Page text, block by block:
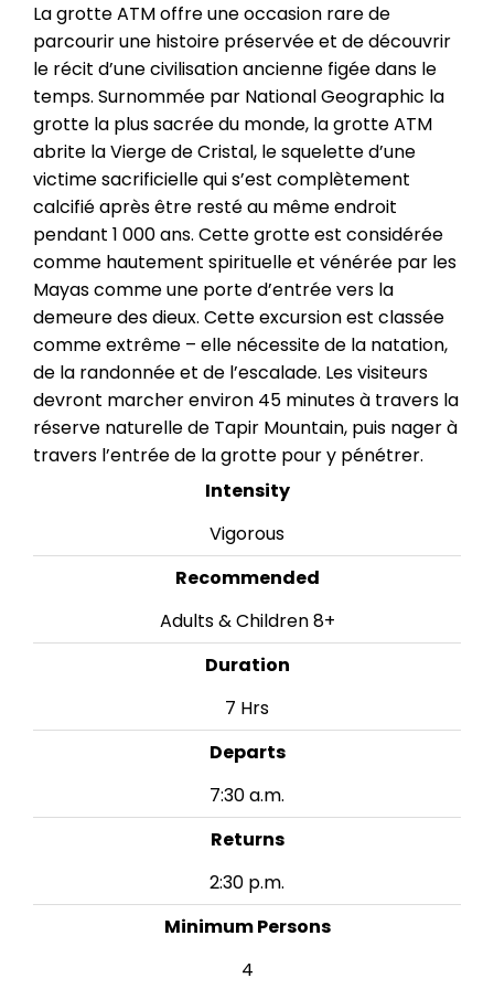
La grotte ATM offre une occasion rare de
parcourir une histoire préservée et de découvrir
le récit d’une civilisation ancienne figée dans le
temps. Surnommée par National Geographic la
grotte la plus sacrée du monde, la grotte ATM
abrite la Vierge de Cristal, le squelette d’une
victime sacrificielle qui s’est complètement
calcifié après être resté au même endroit
pendant 1 000 ans. Cette grotte est considérée
comme hautement spirituelle et vénérée par les
Mayas comme une porte d’entrée vers la
demeure des dieux. Cette excursion est classée
comme extrême – elle nécessite de la natation,
de la randonnée et de l’escalade. Les visiteurs
devront marcher environ 45 minutes à travers la
réserve naturelle de Tapir Mountain, puis nager à
travers l’entrée de la grotte pour y pénétrer.
Intensity
Vigorous
Recommended
Adults & Children 8+
Duration
7 Hrs
Departs
7:30 a.m.
Returns
2:30 p.m.
Minimum Persons
4